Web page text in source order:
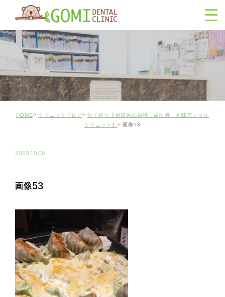
HOME クリニックブログ
餃子巡り【相模原の歯科、歯医者 五味デンタル
クリニック】
画像53
2020.10.06
画像53